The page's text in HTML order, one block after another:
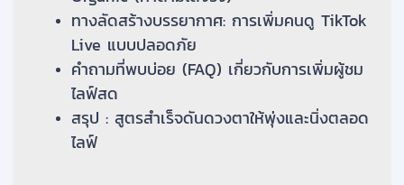
ทางลัดสร้างบรรยากาศ: การเพิ่มคนดู TikTok
Live แบบปลอดภัย
คำถามที่พบบ่อย (FAQ) เกี่ยวกับการเพิ่มผู้ชม
ไลฟ์สด
สรุป : สูตรสำเร็จดันดวงตาให้พุ่งและนิ่งตลอด
ไลฟ์